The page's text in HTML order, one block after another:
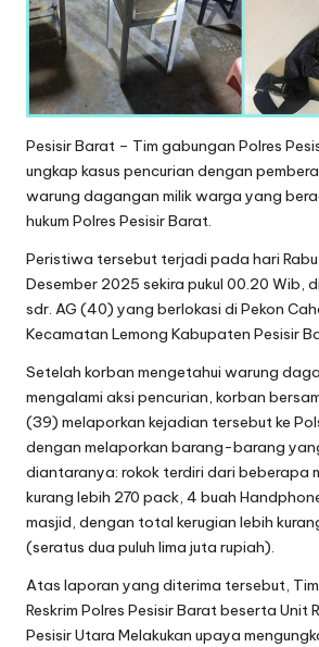
Pesisir Barat – Tim gabungan Polres
ungkap kasus pencurian dengan
warung dagangan milik warga yang
hukum Polres Pesisir Barat.
Peristiwa tersebut terjadi pada hari
Desember 2025 sekira pukul 00.20 Wib,
sdr. AG (40) yang berlokasi di Pekon
Kecamatan Lemong Kabupaten Pesisir
Setelah korban mengetahui warung
mengalami aksi pencurian, korban
(39) melaporkan kejadian tersebut ke
dengan melaporkan barang-barang
diantaranya: rokok terdiri dari beberapa
kurang lebih 270 pack, 4 buah
masjid, dengan total kerugian lebih
(seratus dua puluh lima juta rupiah).
Atas laporan yang diterima tersebut,
Reskrim Polres Pesisir Barat beserta Unit
Pesisir Utara Melakukan upaya